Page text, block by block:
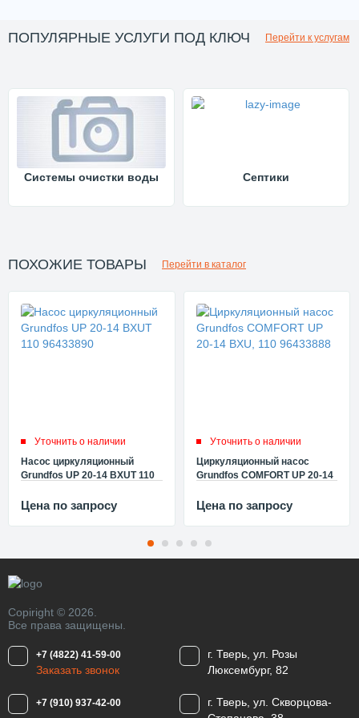
ПОПУЛЯРНЫЕ УСЛУГИ ПОД КЛЮЧ Перейти к услугам
Системы очистки воды Септики
ПОХОЖИЕ ТОВАРЫ Перейти в каталог
Уточнить о наличии
Насос циркуляционный
Grundfos UP 20-14 BXUT 110
Цена по запросу
Уточнить о наличии
Циркуляционный насос
Grundfos COMFORT UP 20-14
Цена по запросу
Copiright © 2026.
Все права защищены.
+7 (4822) 41-59-00
Заказать звонок
г. Тверь, ул. Розы
Люксембург, 82
+7 (910) 937-42-00
г. Тверь, ул. Скворцова-